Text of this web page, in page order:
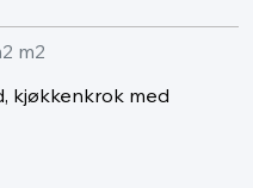
m2
kjøkkenkrok med